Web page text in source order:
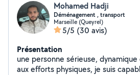
Mohamed Hadji
Déménagement , transport
Marseille (Queyrel)
5/5 (30 avis)
Présentation
une personne sérieuse,
aux efforts physiques, je suis